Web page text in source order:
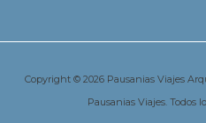
Copyright © 2026 Pausanias Viajes
Pausanias Viajes. Todos